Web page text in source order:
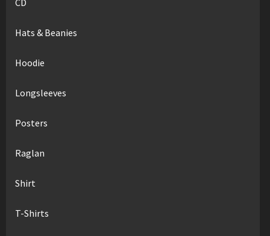
Hats & Beanies
Hoodie
Longsleeves
Posters
Raglan
Shirt
T-Shirts